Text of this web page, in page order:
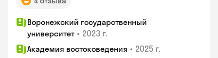
Воронежский государственный
университет • 2023 г.
Академия востоковедения • 2025 г.